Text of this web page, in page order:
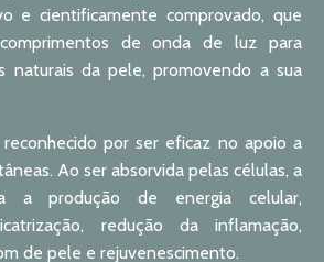
e cientificamente comprovado, que
de onda de luz para
naturais da pele, promovendo a sua
por ser eficaz no apoio a
Ao ser absorvida pelas células, a
a produção de energia celular,
redução da inflamação,
de pele e rejuvenescimento.